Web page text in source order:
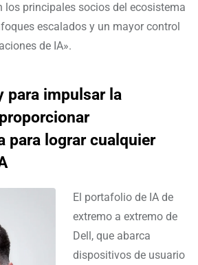
los principales socios del ecosistema
escalados y un mayor control
de IA».
para impulsar la
para lograr cualquier
El portafolio de IA de
extremo a extremo de
Dell, que abarca
dispositivos de usuario